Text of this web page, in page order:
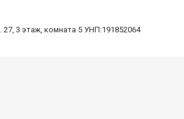
3 этаж, комната 5 УНП:191852064